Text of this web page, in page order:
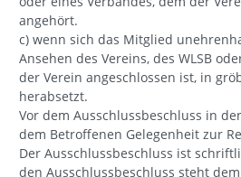
angehört.
c) wenn sich das Mitglied
Ansehen des Vereins, des WLSB
der Verein angeschlossen ist, in
herabsetzt.
Vor dem Ausschlussbeschluss in
dem Betroffenen Gelegenheit zur
Der Ausschlussbeschluss ist
den Ausschlussbeschluss steht